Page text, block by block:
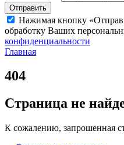
Отправить
Нажимая кнопку
обработку Ваших
конфиденциальности
Главная
404
Страница не
К сожалению, запрошенная